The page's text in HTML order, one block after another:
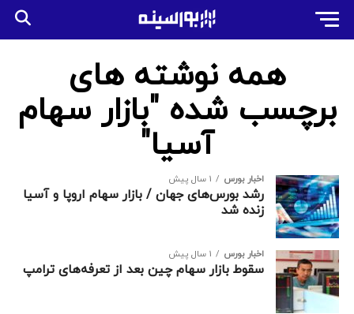
همه نوشته های
برچسب شده "بازار سهام
آسیا"
اخبار بورس 1 سال پیش
رشد بورس‌های جهان / بازار سهام اروپا و آسیا
زنده شد
اخبار بورس 1 سال پیش
سقوط بازار سهام چین بعد از تعرفه‌های ترامپ